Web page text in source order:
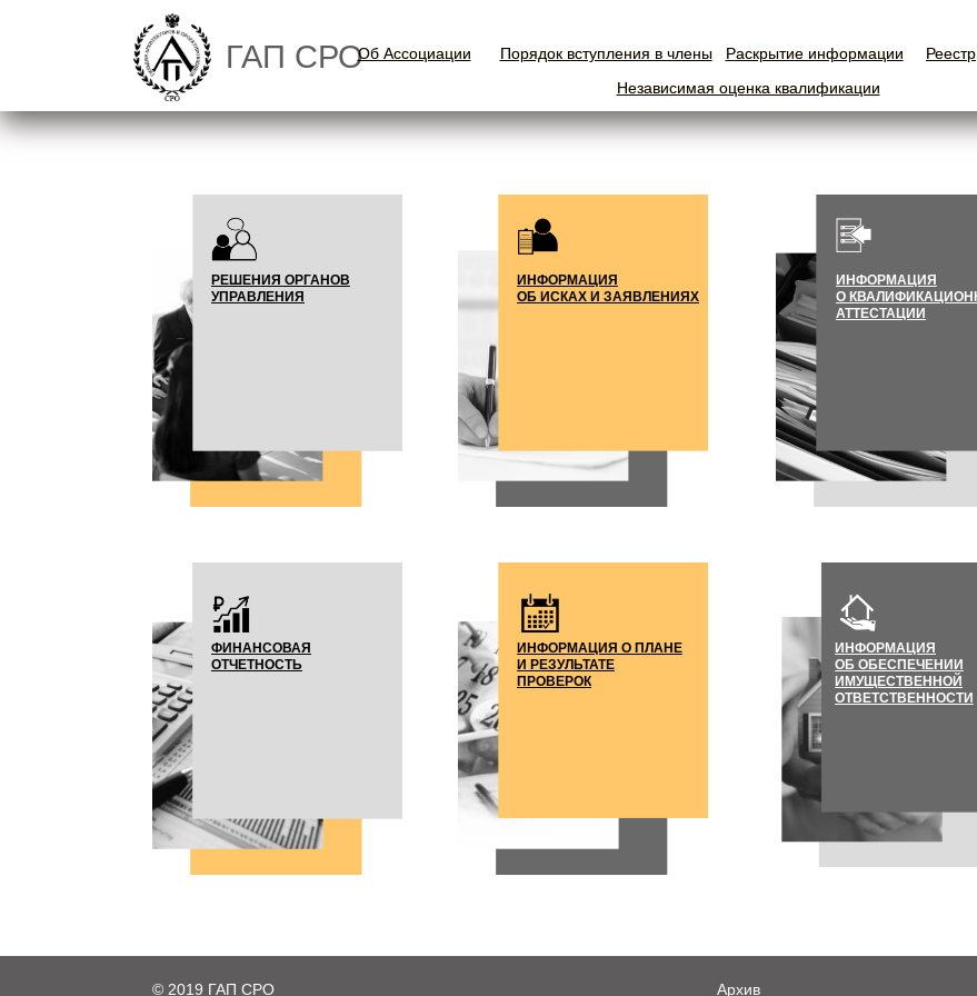
ГАП СРО Порядок вступления в члены
Порядок вступления в члены
Независимая оценка квалификации
Независимая оценка квалификации
Об Ассоциации
Об Ассоциации Раскрытие информации
Раскрытие информации Реестр
Реестр
РЕШЕНИЯ ОРГАНОВ
УПРАВЛЕНИЯ
ФИНАНСОВАЯ
ОТЧЕТНОСТЬ
ИНФОРМАЦИЯ О ПЛАНЕ
И РЕЗУЛЬТАТЕ
ПРОВЕРОК
ИНФОРМАЦИЯ
ОБ ОБЕСПЕЧЕНИИ
ИМУЩЕСТВЕННОЙ
ОТВЕТСТВЕННОСТИ
ИНФОРМАЦИЯ
ОБ ИСКАХ И ЗАЯВЛЕНИЯХ
ИНФОРМАЦИЯ
О
АТТЕСТАЦИИ
© 2019 ГАП СРО Архив